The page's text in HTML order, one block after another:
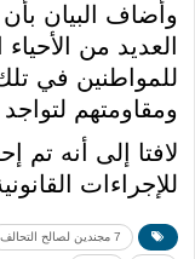
وأضاف البيان
العديد من
للمواطنين في
ومقاومتهم
لافتا إلى أنه تم
للإجراءات
7 مجندين لصالح التحالف